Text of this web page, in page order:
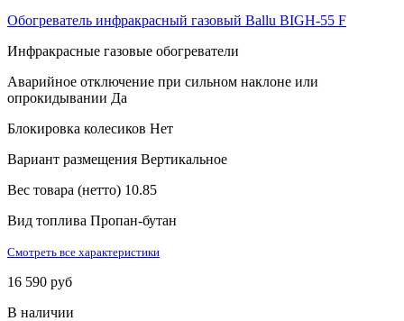
Обогреватель инфракрасный газовый Ballu BIGH-55 F
Инфракрасные газовые обогреватели
Аварийное отключение при сильном наклоне или
опрокидывании Да
Блокировка колесиков Нет
Вариант размещения Вертикальное
Вес товара (нетто) 10.85
Вид топлива Пропан-бутан
Смотреть все характеристики
16 590 руб
В наличии